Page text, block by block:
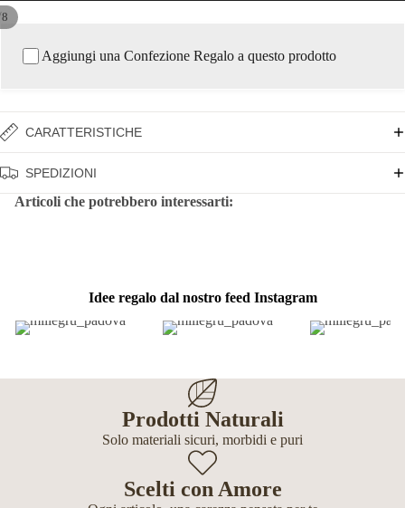
8
Aggiungi una Confezione Regalo a questo prodotto
CARATTERISTICHE
SPEDIZIONI
Articoli che potrebbero interessarti:
Idee regalo dal nostro feed Instagram
Prodotti Naturali
Solo materiali sicuri, morbidi e puri
Scelti con Amore